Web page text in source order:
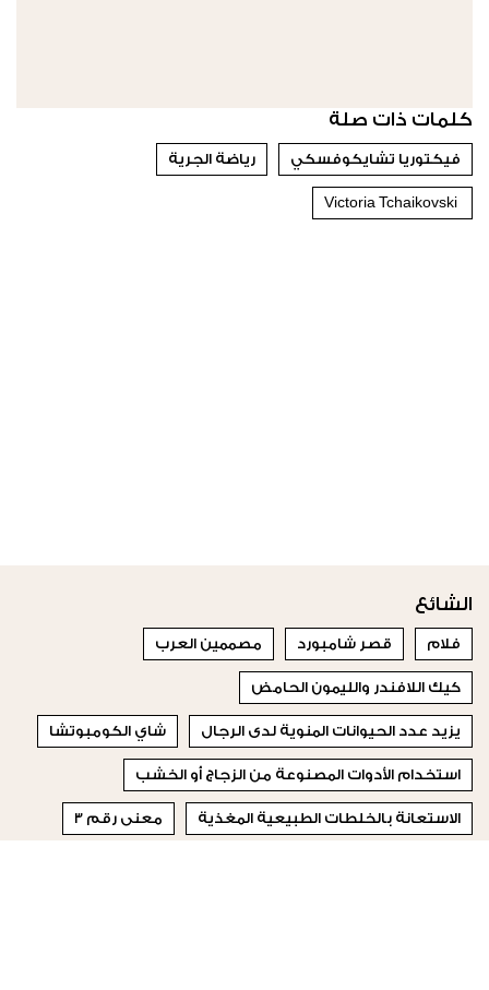
كلمات ذات صلة
فيكتوريا تشايكوفسكي رياضة الجرية
Victoria Tchaikovski ‎
الشائع
فلام قصر شامبورد مصممين العرب
كيك اللافندر والليمون الحامض
يزيد عدد الحيوانات المنوية لدى الرجال شاي الكومبوتشا
استخدام الأدوات المصنوعة من الزجاج أو الخشب
الاستعانة بالخلطات الطبيعية المغذية معنى رقم 3